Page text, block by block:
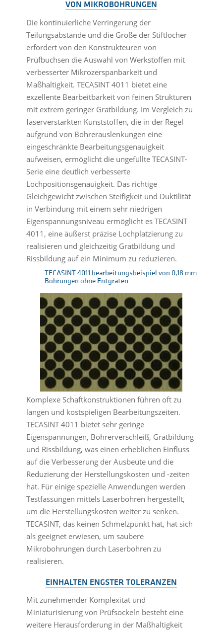
VON MIKROBOHRUNGEN
Die kontinuierliche Verringerung der
Teilungsabstände und die Größe der Stiftlöcher
erfordert von den Konstrukteuren von
Prüfbuchsen die Auswahl von Werkstoffen mit
verbesserter Mikrozerspanbarkeit und
Maßhaltigkeit. TECASINT 4011 bietet eine
exzellente Bearbeitbarkeit von feinen Strukturen
mit extrem geringer Gratbildung. Im Vergleich zu
faserverstärkten Kunststoffen, die in der Regel
aufgrund von Bohrerauslenkungen eine
eingeschränkte Bearbeitungsgenauigkeit
aufweisen, ermöglicht die ungefüllte TECASINT-
Serie eine deutlich verbesserte
Lochpositionsgenauigkeit. Das richtige
Gleichgewicht zwischen Steifigkeit und Duktilität
in Verbindung mit einem sehr niedrigen
Eigenspannungsniveau ermöglicht es TECASINT
4011, eine äußerst präzise Lochplatzierung zu
realisieren und gleichzeitig Gratbildung und
Rissbildung auf ein Minimum zu reduzieren.
TECASINT 4011 bearbeitungsbeispiel von 0,18 mm
Bohrungen ohne Entgraten
Komplexe Schaftkonstruktionen führen oft zu
langen und kostspieligen Bearbeitungszeiten.
TECASINT 4011 bietet sehr geringe
Eigenspannungen, Bohrerverschleiß, Gratbildung
und Rissbildung, was einen erheblichen Einfluss
auf die Verbesserung der Ausbeute und die
Reduzierung der Herstellungskosten und -zeiten
hat. Für einige spezielle Anwendungen werden
Testfassungen mittels Laserbohren hergestellt,
um die Herstellungskosten weiter zu senken.
TECASINT, das keinen Schmelzpunkt hat, hat sich
als geeignet erwiesen, um saubere
Mikrobohrungen durch Laserbohren zu
realisieren.
EINHALTEN ENGSTER TOLERANZEN
Mit zunehmender Komplexität und
Miniaturisierung von Prüfsockeln besteht eine
weitere Herausforderung in der Maßhaltigkeit